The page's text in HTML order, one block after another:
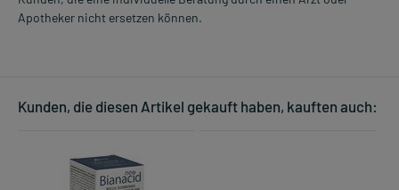
Apotheker nicht ersetzen können.
Kunden, die diesen Artikel gekauft haben, kauften auch: